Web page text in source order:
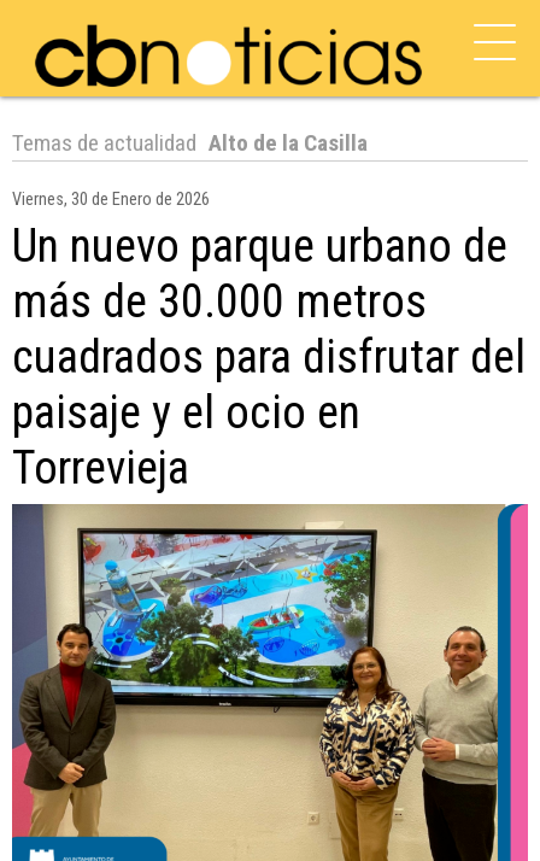
Temas de actualidad Alto de la Casilla
Viernes, 30 de Enero de 2026
Un nuevo parque urbano de
más de 30.000 metros
cuadrados para disfrutar del
paisaje y el ocio en
Torrevieja